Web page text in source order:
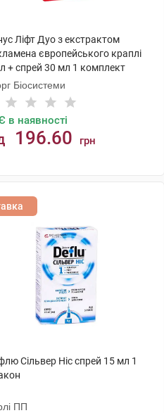
Ліфт Дуо з екстрактом
європейського краплі
+ спрей 30 мл 1 комплект
Біосистеми
в наявності
196.60 грн
Сільвер Ніс спрей 15 мл 1
ПП